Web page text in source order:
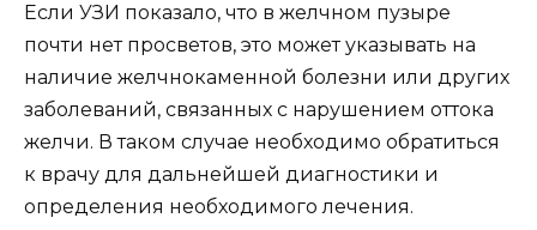
Если УЗИ показало, что в желчном пузыре
почти нет просветов, это может указывать на
наличие желчнокаменной болезни или других
заболеваний, связанных с нарушением оттока
желчи. В таком случае необходимо обратиться
к врачу для дальнейшей диагностики и
определения необходимого лечения.